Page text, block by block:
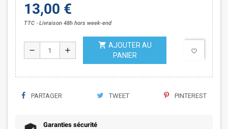
13,00 €
TTC Livraison 48h hors week-end
remove add
shopping_cart AJOUTER AU
PANIER
favorite_border
PARTAGER TWEET PINTEREST
Garanties sécurité